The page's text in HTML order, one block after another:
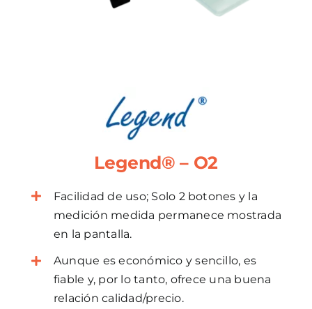
Legend® – O2
Facilidad de uso; Solo 2 botones y la
medición medida permanece mostrada
en la pantalla.
Aunque es económico y sencillo, es
fiable y, por lo tanto, ofrece una buena
relación calidad/precio.